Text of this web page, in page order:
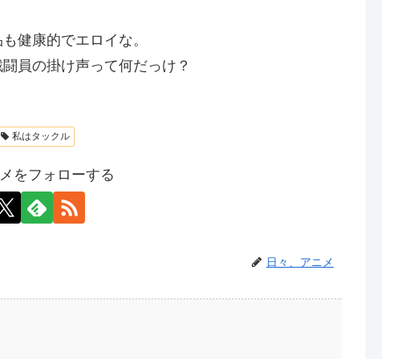
健康的でエロイな。
員の掛け声って何だっけ？
私はタックル
をフォローする
日々、アニメ